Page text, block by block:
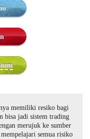
memiliki resiko bagi
bisa jadi sistem trading
merujuk ke sumber
semua risiko